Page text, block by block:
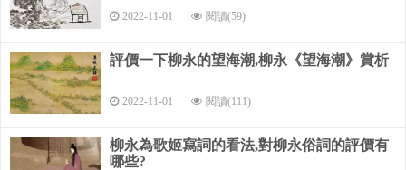
①此詞原為唐教坊曲，調名取義簡文帝“翻階蛺蝶戀花
情”句。又名《鵲踏枝》、
黯黯：迷蒙不明。
2022-11-01 閱讀(59)
評價一下柳永的望海潮,柳永《望海潮》賞析
2022-11-01 閱讀(111)
柳永為歌姬寫詞的看法,對柳永俗詞的評價有
哪些?